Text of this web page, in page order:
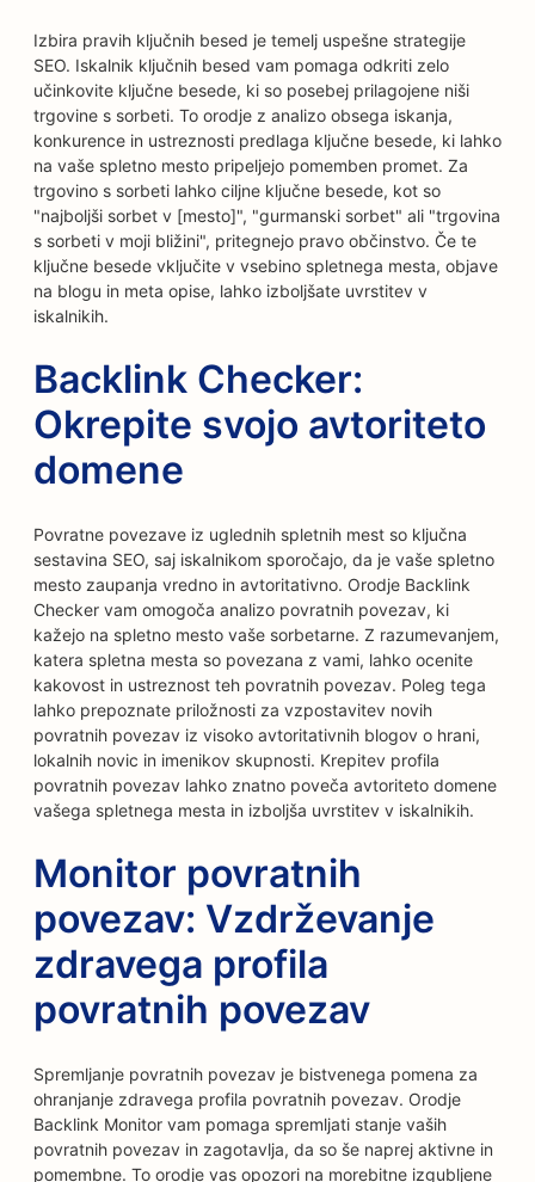
Izbira pravih ključnih besed je temelj uspešne strategije
SEO. Iskalnik ključnih besed vam pomaga odkriti zelo
učinkovite ključne besede, ki so posebej prilagojene niši
trgovine s sorbeti. To orodje z analizo obsega iskanja,
konkurence in ustreznosti predlaga ključne besede, ki lahko
na vaše spletno mesto pripeljejo pomemben promet. Za
trgovino s sorbeti lahko ciljne ključne besede, kot so
"najboljši sorbet v [mesto]", "gurmanski sorbet" ali "trgovina
s sorbeti v moji bližini", pritegnejo pravo občinstvo. Če te
ključne besede vključite v vsebino spletnega mesta, objave
na blogu in meta opise, lahko izboljšate uvrstitev v
iskalnikih.
Backlink Checker:
Okrepite svojo avtoriteto
domene
Povratne povezave iz uglednih spletnih mest so ključna
sestavina SEO, saj iskalnikom sporočajo, da je vaše spletno
mesto zaupanja vredno in avtoritativno. Orodje Backlink
Checker vam omogoča analizo povratnih povezav, ki
kažejo na spletno mesto vaše sorbetarne. Z razumevanjem,
katera spletna mesta so povezana z vami, lahko ocenite
kakovost in ustreznost teh povratnih povezav. Poleg tega
lahko prepoznate priložnosti za vzpostavitev novih
povratnih povezav iz visoko avtoritativnih blogov o hrani,
lokalnih novic in imenikov skupnosti. Krepitev profila
povratnih povezav lahko znatno poveča avtoriteto domene
vašega spletnega mesta in izboljša uvrstitev v iskalnikih.
Monitor povratnih
povezav: Vzdrževanje
zdravega profila
povratnih povezav
Spremljanje povratnih povezav je bistvenega pomena za
ohranjanje zdravega profila povratnih povezav. Orodje
Backlink Monitor vam pomaga spremljati stanje vaših
povratnih povezav in zagotavlja, da so še naprej aktivne in
pomembne. To orodje vas opozori na morebitne izgubljene